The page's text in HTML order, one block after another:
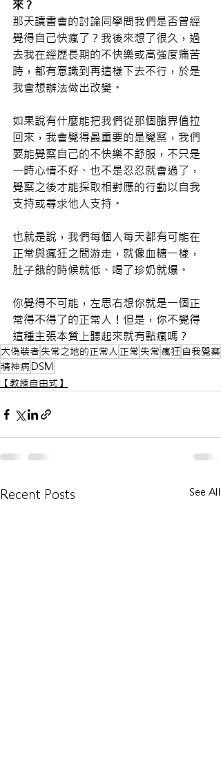
來？
那天讀書會的討論同學問我們是否曾經
覺得自己快瘋了？我後來想了很久，過
去我在經歷長期的不快樂或高強度痛苦
時，都有意識到再這樣下去不行，於是
我會想辦法做出改變。
如果說有什麼能把我們從那個臨界值拉
回來，我會覺得最重要的是覺察，我們
要能覺察自己的不快樂不舒服，不只是
一時心情不好、也不是忍忍就會過了，
覺察之後才能採取相對應的行動以自我
支持或尋求他人支持。
也就是說，我們每個人每天都有可能在
正常與瘋狂之間游走，就像血糖一樣，
肚子餓的時候就低、喝了珍奶就爆。
你覺得不可能，左思右想你就是一個正
常得不得了的正常人！但是，你不覺得
這種主張本質上聽起來就有點瘋嗎？
大偽裝者失常之地的正常人 正常 失常 瘋狂 自我覺察
精神病DSM
【教練自由式】
Recent Posts See All